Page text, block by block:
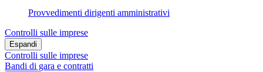
Provvedimenti dirigenti amministrativi
Controlli sulle imprese
Espandi
Controlli sulle imprese
Bandi di gara e contratti